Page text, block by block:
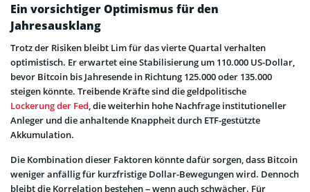
Ein vorsichtiger Optimismus für den
Jahresausklang
Trotz der Risiken bleibt Lim für das vierte Quartal verhalten
optimistisch. Er erwartet eine Stabilisierung um 110.000 US-Dollar,
bevor Bitcoin bis Jahresende in Richtung 125.000 oder 135.000
steigen könnte. Treibende Kräfte sind die geldpolitische
Lockerung der Fed, die weiterhin hohe Nachfrage institutioneller
Anleger und die anhaltende Knappheit durch ETF-gestützte
Akkumulation.
Die Kombination dieser Faktoren könnte dafür sorgen, dass Bitcoin
weniger anfällig für kurzfristige Dollar-Bewegungen wird. Dennoch
bleibt die Korrelation bestehen – wenn auch schwächer. Für